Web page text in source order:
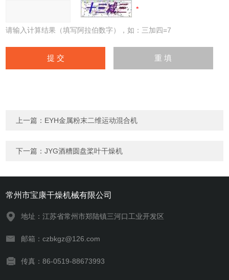
请输入计算结果（填写阿拉伯数字），如：三加四=7
上一篇： EYH金属粉末二维运动混合机
下一篇：JYG酒糟圆盘桨叶干燥机
常州市宝康干燥机械有限公司
地址：江苏省常州市郑陆镇三河口工业开发区
邮箱：czbkgz@126.com
传真：86-0519-88673993